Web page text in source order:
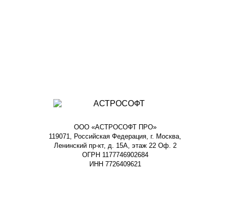
ООО «АСТРОСОФТ ПРО»
119071, Российская Федерация, г. Москва,
Ленинский пр-кт, д. 15А, этаж 22 Оф. 2
ОГРН 1177746902684
ИНН 7726409621